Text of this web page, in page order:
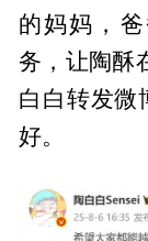
的妈妈，
务，让陶酥
白白转发微
好。